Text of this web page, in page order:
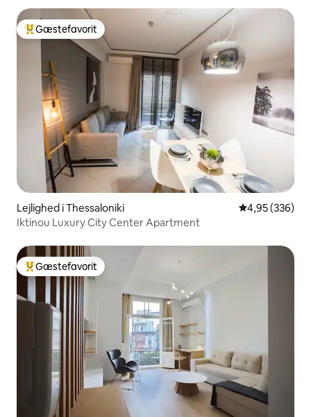
Bedste gæstefavorit
Gæstefavorit
Lejlighed i Thessaloniki 4,95 ud af 5 i
4,95 (336)
Iktinou Luxury City Center Apartment
Bedste gæstefavorit
Gæstefavorit